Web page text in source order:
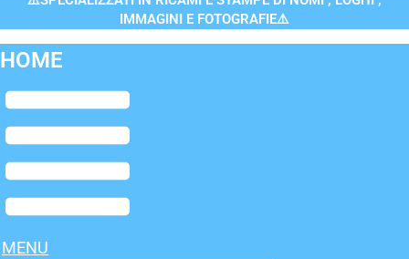
IMMAGINI E FOTOGRAFIE⚠️
HOME
Flyout
Menu
MENU